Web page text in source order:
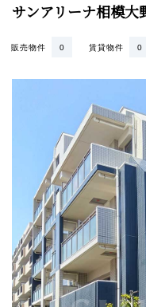
サンアリーナ相模大
賃貸物件 0
販売物件 0